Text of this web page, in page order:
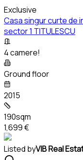
Exclusive
Casa singur curte de
sector 1 TITULESCU
4 camere!
Ground floor
2015
190sqm
1,699 €
Listed byVIB Real